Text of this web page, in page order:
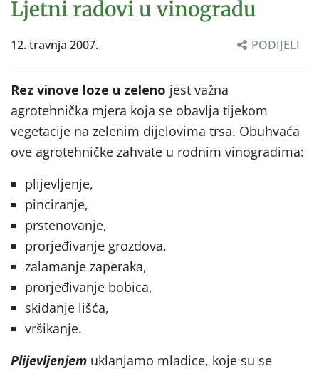
Ljetni radovi u vinogradu
12. travnja 2007. PODIJELI
Rez vinove loze u zeleno jest važna
agrotehnička mjera koja se obavlja tijekom
vegetacije na zelenim dijelovima trsa. Obuhvaća
ove agrotehničke zahvate u rodnim vinogradima:
plijevljenje,
pinciranje,
prstenovanje,
prorjeđivanje grozdova,
zalamanje zaperaka,
prorjeđivanje bobica,
skidanje lišća,
vršikanje.
Plijevljenjem uklanjamo mladice, koje su se